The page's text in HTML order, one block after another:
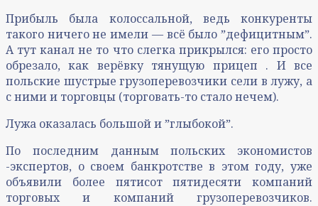
Прибыль была колоссальной, ведь конкуренты
такого ничего не имели — всё было ˮдефицитнымˮ.
А тут канал не то что слегка прикрылся: его просто
обрезало, как верёвку тянущую прицеп . И все
польские шустрые грузоперевозчики сели в лужу, а
с ними и торговцы (торговать-то стало нечем).
Лужа оказалась большой и ˮглыбокойˮ.
По последним данным польских экономистов
-экспертов, о своем банкротстве в этом году, уже
объявили более пятисот пятидесяти компаний
торговых и компаний грузоперевозчиков.